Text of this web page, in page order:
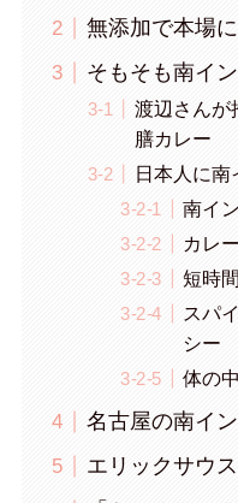
無添加で本場
そもそも南イ
渡辺さんが
膳カレー
日本人に南
南イ
カレ
短時
スパ
シー
体の
名古屋の南イ
エリックサウ